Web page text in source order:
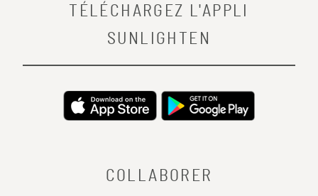
COLLABORER
TÉLÉCHARGEZ L'APPLI
SUNLIGHTEN